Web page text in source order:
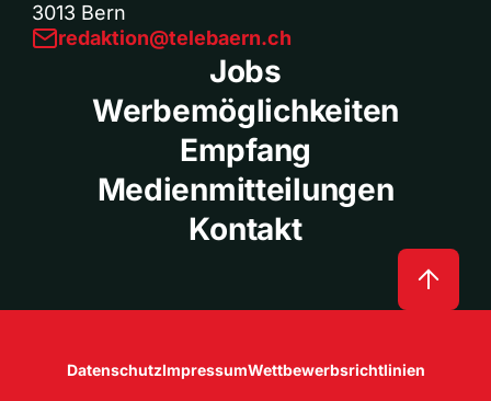
3013 Bern
redaktion@telebaern.ch
Jobs
Werbemöglichkeiten
Empfang
Medienmitteilungen
Kontakt
DatenschutzImpressumWettbewerbsrichtlinien